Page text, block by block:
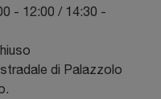
- 12:00 / 14:30 -
di Palazzolo